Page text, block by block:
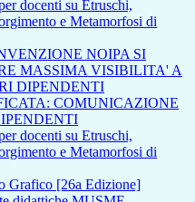
docenti su Etruschi,
e Metamorfosi di
NOIPA SI
MASSIMA VISIBILITA' A
DIPENDENTI
COMUNICAZIONE
docenti su Etruschi,
e Metamorfosi di
Grafico [26a Edizione]